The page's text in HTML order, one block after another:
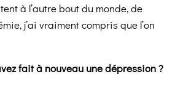
à l’autre bout du monde, de
j’ai vraiment compris que l’on
fait à nouveau une dépression ?